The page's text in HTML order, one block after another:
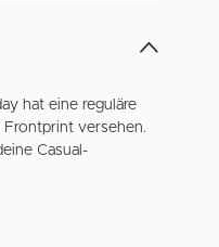
hat eine reguläre
Frontprint versehen.
Casual-